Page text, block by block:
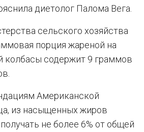
диетолог Палома Вега.
сельского хозяйства
порция жареной на
колбасы содержит 9 граммов
Американской
из насыщенных жиров
не более 6% от общей